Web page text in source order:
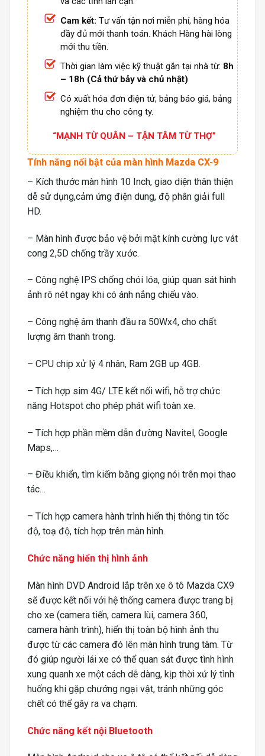
Cam kết: Tư vấn tận nơi miễn phí, hàng hóa
đầy đủ mới thanh toán. Khách Hàng hài lòng
mới thu tiền.
Thời gian làm việc kỹ thuật gắn tại nhà từ: 8h
– 18h (Cả thứ bảy và chủ nhật)
Có xuất hóa đơn điện tử, bảng báo giá, bảng
nghiệm thu cho công ty.
“MẠNH TỪ QUÂN – TẬN TÂM TỪ THỢ”
Tính năng nổi bật của màn hình Mazda CX-9
– Kích thước màn hình 10 Inch, giao diện thân thiện
dễ sử dụng,cảm ứng điện dung, độ phân giải full
HD.
– Màn hình được bảo vệ bởi mặt kính cường lực vát
cong 2,5D chống trầy xước.
– Công nghệ IPS chống chói lóa, giúp quan sát hình
ảnh rõ nét ngay khi có ánh nắng chiếu vào.
– Công nghệ âm thanh đầu ra 50Wx4, cho chất
lượng âm thanh trong.
– CPU chip xử lý 4 nhân, Ram 2GB up 4GB.
– Tích hợp sim 4G/ LTE kết nối wifi, hỗ trợ chức
năng Hotspot cho phép phát wifi toàn xe.
– Tích hợp phần mềm dẫn đường Navitel, Google
Maps,…
– Điều khiển, tìm kiếm bằng giọng nói trên mọi thao
tác…
– Tích hợp camera hành trình hiển thị thông tin tốc
độ, toạ độ, tích hợp trên màn hình.
Chức năng hiển thị hình ảnh
Màn hình DVD Android lắp trên xe ô tô Mazda CX9
sẽ được kết nối với hệ thống camera được trang bị
cho xe (camera tiến, camera lùi, camera 360,
camera hành trình), hiển thị toàn bộ hình ảnh thu
được từ các camera đó lên màn hình trung tâm. Từ
đó giúp người lái xe có thể quan sát được tình hình
xung quanh xe một cách dễ dàng, kịp thời xử lý tình
huống khi gặp chướng ngại vật, tránh những góc
chết có thể gây ra va chạm.
Chức năng kết nội Bluetooth